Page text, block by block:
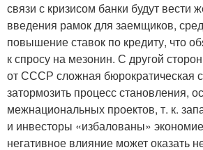
связи с кризисом банки будут вести
введения рамок для заемщиков,
повышение ставок по кредиту, что
к спросу на мезонин. С другой
от СССР сложная бюрократическая
затормозить процесс становления,
межнациональных проектов, т. к.
и инвесторы «избалованы»
негативное влияние может оказать